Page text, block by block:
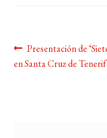
Navegación
de
Anterior:
Presentación de
en Santa Cruz de